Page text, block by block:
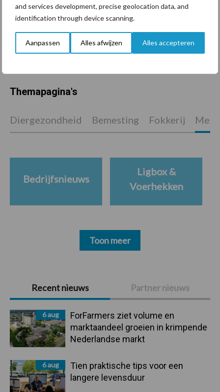
and services development, precise geolocation data, and
identification through device scanning.
Aanpassen Alles afwijzen Alles accepteren
Primaire
Sidebar
Recent nieuws Partner nieuws
6 aug
ForFarmers ziet volume en
marktaandeel groeien in krimpende
Nederlandse markt
6 aug
Tien praktische tips voor een
langere levensduur
“Vraag naar praktische
Themapagina's
Diergezondheid Bemesting Fokkerij
Bedrijfsnieuws
Ligbox &
Voerhekken
Toon meer